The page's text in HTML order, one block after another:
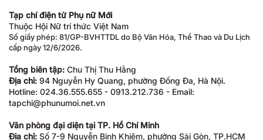
Tạp chí điện tử Phụ nữ Mới
Thuộc Hội Nữ trí thức Việt Nam
Số giấy phép: 81/GP-BVHTTDL do Bộ Văn Hóa, Thể Thao và Du Lịch
cấp ngày 12/6/2026.
Tổng biên tập: Chu Thị Thu Hằng
Địa chỉ: 94 Nguyễn Hy Quang, phường Đống Đa, Hà Nội.
Hotline: 024.36.555.655 - 0913.212.736 - Email:
tapchi@phunumoi.net.vn
Văn phòng đại diện tại TP. Hồ Chí Minh
Địa chỉ: Số 7-9 Nguyễn Bỉnh Khiêm, phường Sài Gòn, TP.HCM